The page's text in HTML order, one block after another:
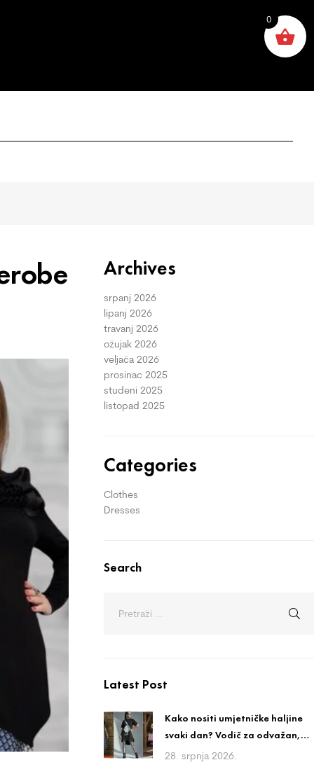
Archives
srpanj 2026
lipanj 2026
travanj 2026
ožujak 2026
veljača 2026
prosinac 2025
studeni 2025
listopad 2025
Categories
Clothes
Dresses
Search
Latest Post
Kako nositi umjetničke haljine
svaki dan? Vodič za odvažan,
ali nosiv stil
28. srpnja 2026.
0